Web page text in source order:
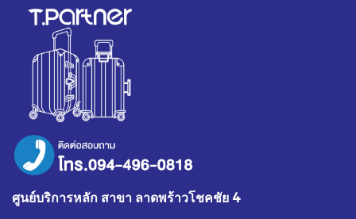
ศูนย์บริการหลัก สาขา ลาดพร้าวโชคชัย 4